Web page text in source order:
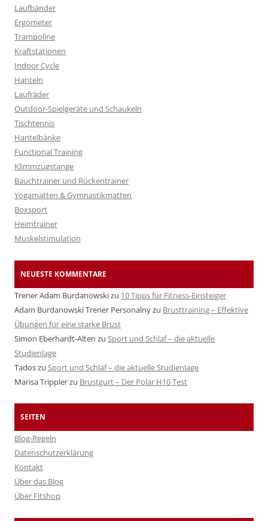
Laufbänder
Ergometer
Trampoline
Kraftstationen
Indoor Cycle
Hanteln
Laufräder
Outdoor-Spielgeräte und Schaukeln
Tischtennis
Hantelbänke
Functional Training
Klimmzugstange
Bauchtrainer und Rückentrainer
Yogamatten & Gymnastikmatten
Boxsport
Heimtrainer
Muskelstimulation
NEUESTE KOMMENTARE
Trener Adam Burdanowskizu 10 Tipps für Fitness-Einsteiger
Adam Burdanowski Trener Personalnyzu Brusttraining – Effektive
Übungen für eine starke Brust
Simon Eberhardt-Alten zu Sport und Schlaf – die aktuelle
Studienlage
Tadoszu Sport und Schlaf – die aktuelle Studienlage
Marisa Tripplerzu Brustgurt – Der Polar H10 Test
SEITEN
Blog-Regeln
Datenschutzerklärung
Kontakt
Über das Blog
Über Fitshop